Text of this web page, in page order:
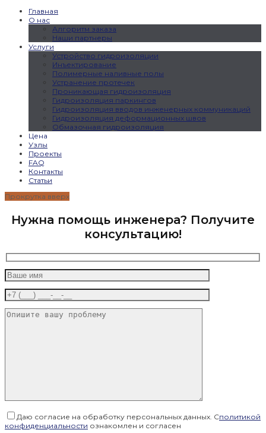
Главная
О нас
Алгоритм заказа
Наши партнеры
Услуги
Устройство гидроизоляции
Инъектирование
Полимерные наливные полы
Устранение протечек
Проникающая гидроизоляция
Гидроизоляция паркингов
Гидроизоляция вводов инженерных коммуникаций
Гидроизоляция деформационных швов
Обмазочная гидроизоляция
Цена
Узлы
Проекты
FAQ
Контакты
Статьи
Прокрутка вверх
Нужна помощь инженера? Получите
консультацию!
Даю согласие на обработку персональных данных. Сполитикой
конфиденциальности ознакомлен и согласен